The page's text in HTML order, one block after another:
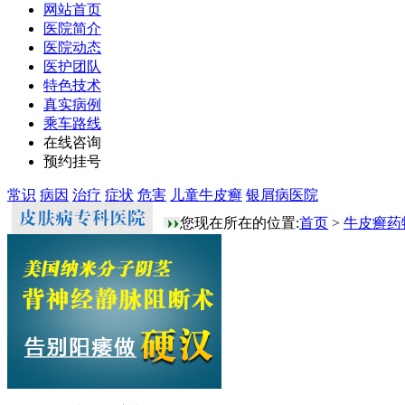
网站首页
医院简介
医院动态
医护团队
特色技术
真实病例
乘车路线
在线咨询
预约挂号
常识 病因 治疗 症状 危害 儿童牛皮癣 银屑病医院
您现在所在的位置:首页 > 牛皮癣药